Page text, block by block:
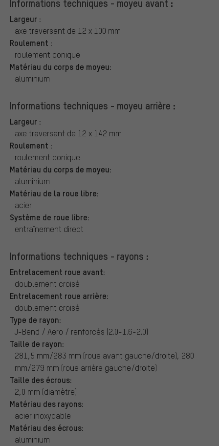
Informations techniques - moyeu avant :
Largeur :
axe traversant de 12 x 100 mm
Roulement :
roulement conique
Matériau du corps de moyeu:
aluminium
Informations techniques - moyeu arrière :
Largeur :
axe traversant de 12 x 142 mm
Roulement :
roulement conique
Matériau du corps de moyeu:
aluminium
Matériau de la roue libre:
acier
Système de roue libre:
entraînement direct
Informations techniques - rayons :
Entrelacement roue avant:
doublement croisé
Entrelacement roue arrière:
doublement croisé
Type de rayon:
J-Bend / Aero / renforcés (2.0-1.6-2.0)
Taille de rayon:
281,5 mm/283 mm (roue avant gauche/droite), 280
mm/279 mm (roue arrière gauche/droite)
Taille des écrous:
2,0 mm (diamètre)
Matériau des rayons:
acier inoxydable
Matériau des écrous:
aluminium